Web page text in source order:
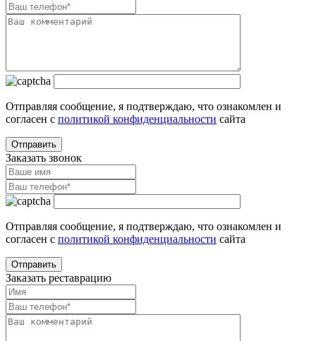
Отправляя сообщение, я подтверждаю, что ознакомлен и
согласен с политикой конфиденциальности сайта
Заказать звонок
Отправляя сообщение, я подтверждаю, что ознакомлен и
согласен с политикой конфиденциальности сайта
Заказать реставрацию